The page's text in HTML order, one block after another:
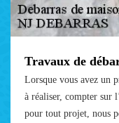
Travaux de
Lorsque vous avez un
à réaliser, compter sur
pour tout projet, nous